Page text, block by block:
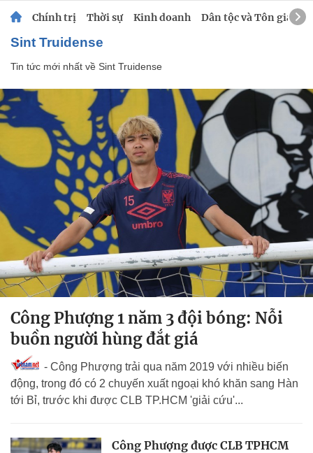
Chính trị Thời sự Kinh doanh Dân tộc và Tôn giáo
Sint Truidense
Tin tức mới nhất về Sint Truidense
Công Phượng 1 năm 3 đội bóng: Nỗi
buồn người hùng đắt giá
- Công Phượng trải qua năm 2019 với nhiều biến
động, trong đó có 2 chuyến xuất ngoại khó khăn sang Hàn
tới Bỉ, trước khi được CLB TP.HCM 'giải cứu'...
Công Phượng được CLB TPHCM